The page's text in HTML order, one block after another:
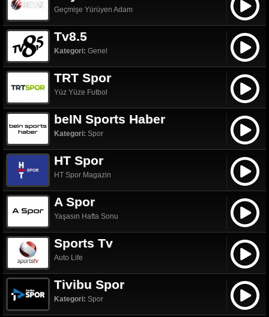
Geçmişe Yürüyen Adam
Tv8.5
Kategori: Genel
TRT Spor
Yüz Yüze Futbol
beIN Sports Haber
Kategori: Spor
HT Spor
HT Spor Magazin
A Spor
Yaşasın Hafta Sonu
Sports Tv
Auto Life
Tivibu Spor
Kategori: Spor